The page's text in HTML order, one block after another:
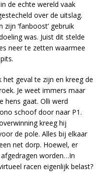
de echte wereld vaak
over de uitslag.
‘fanboost’ gebruik
was. Juist dit stelde
neer te zetten waarmee
geval te zijn en kreeg de
Je weet immers maar
hens gaat. Olli werd
schoof door naar P1.
kreeg hij
de pole. Alles bij elkaar
net dorp. Hoewel, er
worden…In
racen eigenlijk belast?